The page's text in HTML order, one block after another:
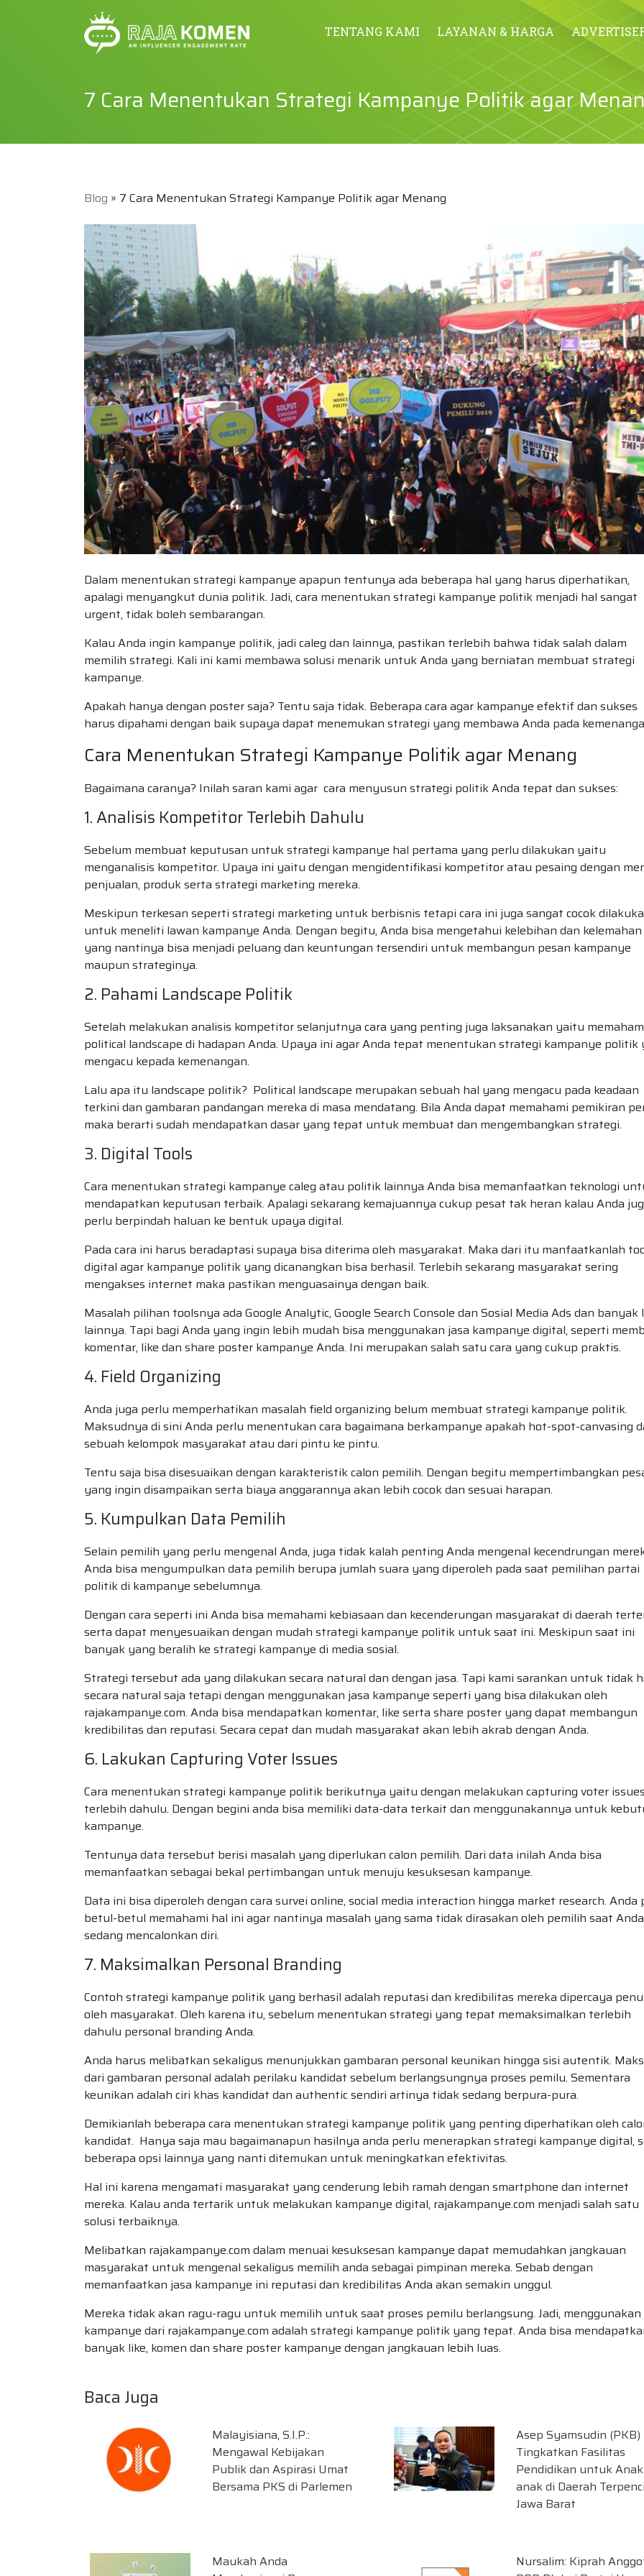
TENTANG KAMI LAYANAN & HARGA
7 Cara Menentukan Strategi Kampanye Politik agar
Blog » 7 Cara Menentukan Strategi Kampanye Politik agar Menang
Dalam menentukan strategi kampanye apapun tentunya ada beberapa hal yang harus diperhatikan,
apalagi menyangkut dunia politik. Jadi, cara menentukan strategi kampanye politik menjadi hal sangat
urgent, tidak boleh sembarangan.
Kalau Anda ingin kampanye politik, jadi caleg dan lainnya, pastikan terlebih bahwa tidak salah dalam
memilih strategi. Kali ini kami membawa solusi menarik untuk Anda yang berniatan membuat strategi
kampanye.
Apakah hanya dengan poster saja? Tentu saja tidak. Beberapa cara agar kampanye efektif dan sukses
harus dipahami dengan baik supaya dapat menemukan strategi yang membawa Anda pada
Cara Menentukan Strategi Kampanye Politik agar Menang
Bagaimana caranya? Inilah saran kami agar cara menyusun strategi politik Anda tepat dan sukses:
1. Analisis Kompetitor Terlebih Dahulu
Sebelum membuat keputusan untuk strategi kampanye hal pertama yang perlu dilakukan yaitu
menganalisis kompetitor. Upaya ini yaitu dengan mengidentifikasi kompetitor atau pesaing dengan
penjualan, produk serta strategi marketing mereka.
Meskipun terkesan seperti strategi marketing untuk berbisnis tetapi cara ini juga sangat cocok
untuk meneliti lawan kampanye Anda. Dengan begitu, Anda bisa mengetahui kelebihan dan kelemahan
yang nantinya bisa menjadi peluang dan keuntungan tersendiri untuk membangun pesan kampanye
maupun strateginya.
2. Pahami Landscape Politik
Setelah melakukan analisis kompetitor selanjutnya cara yang penting juga laksanakan yaitu
political landscape di hadapan Anda. Upaya ini agar Anda tepat menentukan strategi kampanye politik
mengacu kepada kemenangan.
Lalu apa itu landscape politik? Political landscape merupakan sebuah hal yang mengacu pada keadaan
terkini dan gambaran pandangan mereka di masa mendatang. Bila Anda dapat memahami pemikiran
maka berarti sudah mendapatkan dasar yang tepat untuk membuat dan mengembangkan strategi.
3. Digital Tools
Cara menentukan strategi kampanye caleg atau politik lainnya Anda bisa memanfaatkan teknologi
mendapatkan keputusan terbaik. Apalagi sekarang kemajuannya cukup pesat tak heran kalau Anda
perlu berpindah haluan ke bentuk upaya digital.
Pada cara ini harus beradaptasi supaya bisa diterima oleh masyarakat. Maka dari itu manfaatkanlah
digital agar kampanye politik yang dicanangkan bisa berhasil. Terlebih sekarang masyarakat sering
mengakses internet maka pastikan menguasainya dengan baik.
Masalah pilihan toolsnya ada Google Analytic, Google Search Console dan Sosial Media Ads dan banyak
lainnya. Tapi bagi Anda yang ingin lebih mudah bisa menggunakan jasa kampanye digital, seperti
komentar, like dan share poster kampanye Anda. Ini merupakan salah satu cara yang cukup praktis.
4. Field Organizing
Anda juga perlu memperhatikan masalah field organizing belum membuat strategi kampanye politik.
Maksudnya di sini Anda perlu menentukan cara bagaimana berkampanye apakah hot-spot-canvasing
sebuah kelompok masyarakat atau dari pintu ke pintu.
Tentu saja bisa disesuaikan dengan karakteristik calon pemilih. Dengan begitu mempertimbangkan
yang ingin disampaikan serta biaya anggarannya akan lebih cocok dan sesuai harapan.
5. Kumpulkan Data Pemilih
Selain pemilih yang perlu mengenal Anda, juga tidak kalah penting Anda mengenal kecendrungan
Anda bisa mengumpulkan data pemilih berupa jumlah suara yang diperoleh pada saat pemilihan partai
politik di kampanye sebelumnya.
Dengan cara seperti ini Anda bisa memahami kebiasaan dan kecenderungan masyarakat di daerah
serta dapat menyesuaikan dengan mudah strategi kampanye politik untuk saat ini. Meskipun saat ini
banyak yang beralih ke strategi kampanye di media sosial.
Strategi tersebut ada yang dilakukan secara natural dan dengan jasa. Tapi kami sarankan untuk tidak
secara natural saja tetapi dengan menggunakan jasa kampanye seperti yang bisa dilakukan oleh
rajakampanye.com. Anda bisa mendapatkan komentar, like serta share poster yang dapat membangun
kredibilitas dan reputasi. Secara cepat dan mudah masyarakat akan lebih akrab dengan Anda.
6. Lakukan Capturing Voter Issues
Cara menentukan strategi kampanye politik berikutnya yaitu dengan melakukan capturing voter issues
terlebih dahulu. Dengan begini anda bisa memiliki data-data terkait dan menggunakannya untuk
kampanye.
Tentunya data tersebut berisi masalah yang diperlukan calon pemilih. Dari data inilah Anda bisa
memanfaatkan sebagai bekal pertimbangan untuk menuju kesuksesan kampanye.
Data ini bisa diperoleh dengan cara survei online, social media interaction hingga market research. Anda
betul-betul memahami hal ini agar nantinya masalah yang sama tidak dirasakan oleh pemilih saat Anda
sedang mencalonkan diri.
7. Maksimalkan Personal Branding
Contoh strategi kampanye politik yang berhasil adalah reputasi dan kredibilitas mereka dipercaya
oleh masyarakat. Oleh karena itu, sebelum menentukan strategi yang tepat memaksimalkan terlebih
dahulu personal branding Anda.
Anda harus melibatkan sekaligus menunjukkan gambaran personal keunikan hingga sisi autentik.
dari gambaran personal adalah perilaku kandidat sebelum berlangsungnya proses pemilu. Sementara
keunikan adalah ciri khas kandidat dan authentic sendiri artinya tidak sedang berpura-pura.
Demikianlah beberapa cara menentukan strategi kampanye politik yang penting diperhatikan oleh
kandidat. Hanya saja mau bagaimanapun hasilnya anda perlu menerapkan strategi kampanye digital,
beberapa opsi lainnya yang nanti ditemukan untuk meningkatkan efektivitas.
Hal ini karena mengamati masyarakat yang cenderung lebih ramah dengan smartphone dan internet
mereka. Kalau anda tertarik untuk melakukan kampanye digital, rajakampanye.com menjadi salah satu
solusi terbaiknya.
Melibatkan rajakampanye.com dalam menuai kesuksesan kampanye dapat memudahkan jangkauan
masyarakat untuk mengenal sekaligus memilih anda sebagai pimpinan mereka. Sebab dengan
memanfaatkan jasa kampanye ini reputasi dan kredibilitas Anda akan semakin unggul.
Mereka tidak akan ragu-ragu untuk memilih untuk saat proses pemilu berlangsung. Jadi, menggunakan
kampanye dari rajakampanye.com adalah strategi kampanye politik yang tepat. Anda bisa
banyak like, komen dan share poster kampanye dengan jangkauan lebih luas.
Baca Juga
Malayisiana, S.I.P.:
Mengawal Kebijakan
Publik dan Aspirasi Umat
Bersama PKS di Parlemen
Asep Syamsudin (PKB)
Tingkatkan Fasilitas
Pendidikan untuk
anak di Daerah
Jawa Barat
Maukah Anda
Nursalim: Kiprah